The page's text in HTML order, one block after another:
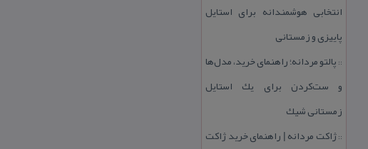
انتخابی هوشمندانه برای استایل
پاییزی و زمستانی
:: پالتو مردانه؛ راهنمای خرید، مدل‌ها
و ست‌كردن برای یك استایل
زمستانی شیك
::ژاكت مردانه | راهنمای خرید ژاكت